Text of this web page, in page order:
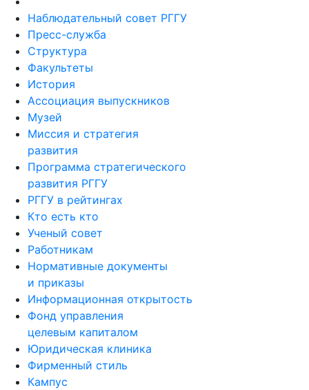
Наблюдательный совет РГГУ
Пресс-служба
Структура
Факультеты
История
Ассоциация выпускников
Музей
Миссия и стратегия
развития
Программа стратегического
развития РГГУ
РГГУ в рейтингах
Кто есть кто
Ученый совет
Работникам
Нормативные документы
и приказы
Информационная открытость
Фонд управления
целевым капиталом
Юридическая клиника
Фирменный стиль
Кампус